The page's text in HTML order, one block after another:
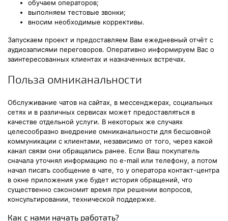
обучаем операторов;
выполняем тестовые звонки;
вносим необходимые коррективы.
Запускаем проект и предоставляем Вам ежедневный отчёт с
аудиозаписями переговоров. Оперативно информируем Вас о
заинтересованных клиентах и назначенных встречах.
Польза омниканальности
Обслуживание чатов на сайтах, в мессенджерах, социальных
сетях и в различных сервисах может предоставляться в
качестве отдельной услуги. В некоторых же случаях
целесообразно внедрение омниканальности для бесшовной
коммуникации с клиентами, независимо от того, через какой
канал связи они обращались ранее. Если Ваш покупатель
сначала уточнял информацию по e-mail или телефону, а потом
начал писать сообщение в чате, то у оператора контакт-центра
в окне приложения уже будет история обращений, что
существенно сэкономит время при решении вопросов,
консультировании, технической поддержке.
Как с нами начать работать?